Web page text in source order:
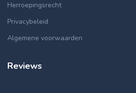
Herroepingsrecht
Privacybeleid
Algemene voorwaarden
Reviews